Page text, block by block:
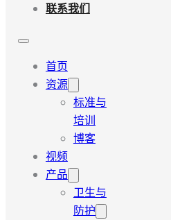
联系我们
首页
资源
标准与
培训
博客
视频
产品
卫生与
防护